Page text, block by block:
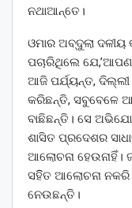
ନଥାଆନ୍ତେ।
ଓମାର ଅବ୍ଦୁଲା ଦଳୀୟ
ପଚାରିଥିଲେ
ଆଜି ପର୍ଯ୍ୟନ୍ତ, ଦିଲ୍ଲୀ
କରିଛନ୍ତି, ସବୁବେଳେ
ବାଛିଛନ୍ତି। ସେ
ଶାସିତ ପ୍ରଦେଶର
ଆଲୋଚନା ହେଉନାହିଁ।
ସହିିତ ଆଲୋଚନା ନକରି
ନେଉଛନ୍ତି।